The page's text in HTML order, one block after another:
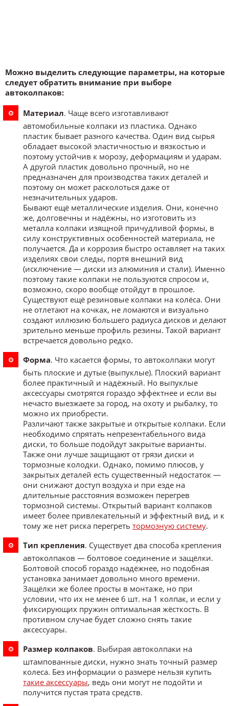
Можно выделить следующие параметры, на которые
следует обратить внимание при выборе
автоколпаков:
Материал. Чаще всего изготавливают
автомобильные колпаки из пластика. Однако
пластик бывает разного качества. Один вид сырья
обладает высокой эластичностью и вязкостью и
поэтому устойчив к морозу, деформациям и ударам.
А другой пластик довольно прочный, но не
предназначен для производства таких деталей и
поэтому он может расколоться даже от
незначительных ударов.
Бывают ещё металлические изделия. Они, конечно
же, долговечны и надёжны, но изготовить из
металла колпаки изящной причудливой формы, в
силу конструктивных особенностей материала, не
получается. Да и коррозия быстро оставляет на таких
изделиях свои следы, портя внешний вид
(исключение — диски из алюминия и стали). Именно
поэтому такие колпаки не пользуются спросом и,
возможно, скоро вообще отойдут в прошлое.
Существуют ещё резиновые колпаки на колёса. Они
не отлетают на кочках, не ломаются и визуально
создают иллюзию большего радиуса дисков и делают
зрительно меньше профиль резины. Такой вариант
встречается довольно редко.
Форма. Что касается формы, то автоколпаки могут
быть плоские и дутые (выпуклые). Плоский вариант
более практичный и надёжный. Но выпуклые
аксессуары смотрятся гораздо эффектнее и если вы
нечасто выезжаете за город, на охоту и рыбалку, то
можно их приобрести.
Различают также закрытые и открытые колпаки. Если
необходимо спрятать непрезентабельного вида
диски, то больше подойдут закрытые варианты.
Также они лучше защищают от грязи диски и
тормозные колодки. Однако, помимо плюсов, у
закрытых деталей есть существенный недостаток —
они снижают доступ воздуха и при езде на
длительные расстояния возможен перегрев
тормозной системы. Открытый вариант колпаков
имеет более привлекательный и эффектный вид, и к
тому же нет риска перегреть тормозную систему.
Тип крепления. Существует два способа крепления
автоколпаков — болтовое соединение и защёлки.
Болтовой способ гораздо надёжнее, но подобная
установка занимает довольно много времени.
Защёлки же более просты в монтаже, но при
условии, что их не менее 6 шт. на 1 колпак, и если у
фиксирующих пружин оптимальная жёсткость. В
противном случае будет сложно снять такие
аксессуары.
Размер колпаков. Выбирая автоколпаки на
штампованные диски, нужно знать точный размер
колеса. Без информации о размере нельзя купить
такие аксессуары, ведь они могут не подойти и
получится пустая трата средств.